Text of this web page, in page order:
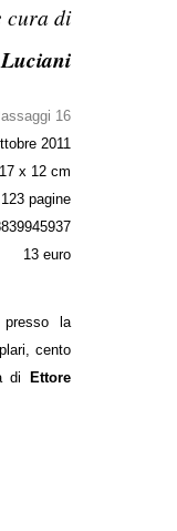
cura di
16
2011
17 x 12 cm
123 pagine
13 euro
la
cento
di
Ettore